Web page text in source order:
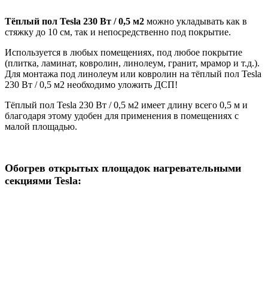
Тёплый пол Tesla 230 Вт / 0,5 м2 можно укладывать как в
стяжку до 10 см, так и непосредственно под покрытие.
Используется в любых помещениях, под любое покрытие
(плитка, ламинат, ковролин, линолеум, гранит, мрамор и т.д.).
Для монтажа под линолеум или ковролин на тёплый пол Tesla
230 Вт / 0,5 м2 необходимо уложить ДСП!
Тёплый пол Tesla 230 Вт / 0,5 м2 имеет длину всего 0,5 м и
благодаря этому удобен для применения в помещениях с
малой площадью.
Обогрев открытых площадок нагревательными
секциями Tesla: